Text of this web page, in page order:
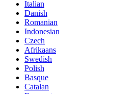
Italian
Danish
Romanian
Indonesian
Czech
Afrikaans
Swedish
Polish
Basque
Catalan